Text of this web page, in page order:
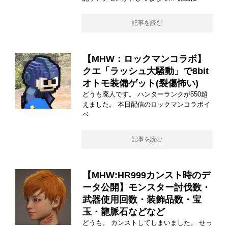
記事を読む
【MHW：ロックマンコラボ】
クエ「ラッシュ大騒動」で8bit
オトモ装備ゲット(裂傷怖い)
どうも廃人です。 ハンターランクが550超
えました。 本日配信のロックマンコラボイ
ベ
記事を読む
【MHW:HR999カンスト時のデ
ータ公開】モンスター討伐数・
武器使用回数・装飾品数・宝
玉・龍脈石などなど
どうも。 カンストしてしまいました。 せっ